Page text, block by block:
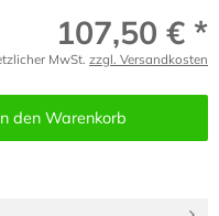
107,50 € *
MwSt. zzgl. Versandkosten
den Warenkorb